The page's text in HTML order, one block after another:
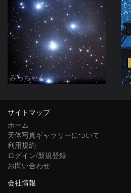
みっちゃん
サイトマップ
ホーム
天体写真ギャラリーについて
利用規約
ログイン/新規登録
お問い合わせ
会社情報